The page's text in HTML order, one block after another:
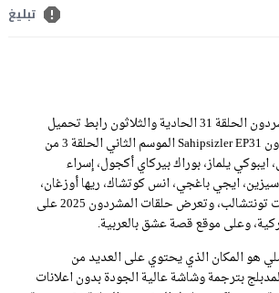
تبليغ
مشاهدة مسلسل المشردون الحلقة 31 الحادية والثلاثون رابط تحميل
الحلقة 31 من المشردون Sahipsizler EP31 الموسم الثاني الحلقة 3 من
يلماز، بوراك بيركاي أكجول، إسراء
ايجي باغجي، انس كوتشاك، ريها أوزغان،
دوغا بايرام، وتورجوت تونتشالب، وتعرض حلقات المشردون 2025 على
وعلى موقع قصة عشق بالعربية.
هو المكان الذي يحتوي على العديد من
بترجمة وشاشة عالية الجودة بدون اعلانات